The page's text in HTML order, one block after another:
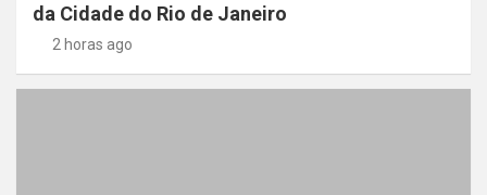
da Cidade do Rio de Janeiro
2 horas ago